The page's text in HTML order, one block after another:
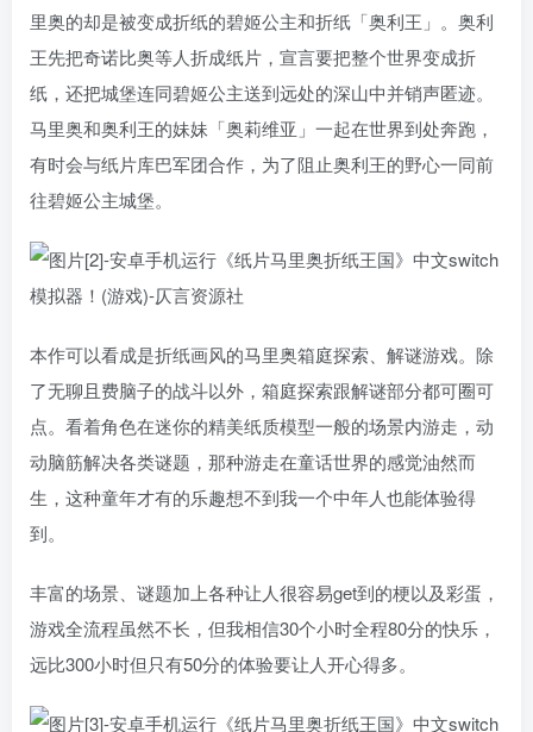
里奥的却是被变成折纸的碧姬公主和折纸「奥利王」。奥利
王先把奇诺比奥等人折成纸片，宣言要把整个世界变成折
纸，还把城堡连同碧姬公主送到远处的深山中并销声匿迹。
马里奥和奥利王的妹妹「奥莉维亚」一起在世界到处奔跑，
有时会与纸片库巴军团合作，为了阻止奥利王的野心一同前
往碧姬公主城堡。
本作可以看成是折纸画风的马里奥箱庭探索、解谜游戏。除
了无聊且费脑子的战斗以外，箱庭探索跟解谜部分都可圈可
点。看着角色在迷你的精美纸质模型一般的场景内游走，动
动脑筋解决各类谜题，那种游走在童话世界的感觉油然而
生，这种童年才有的乐趣想不到我一个中年人也能体验得
到。
丰富的场景、谜题加上各种让人很容易get到的梗以及彩蛋，
游戏全流程虽然不长，但我相信30个小时全程80分的快乐，
远比300小时但只有50分的体验要让人开心得多。